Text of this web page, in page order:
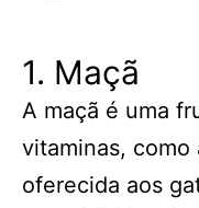
1. Maçã
A maçã é uma
vitaminas, como
oferecida aos